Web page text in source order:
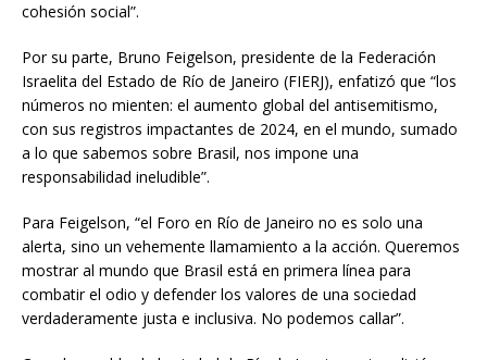
cohesión social”.
Por su parte, Bruno Feigelson, presidente de la Federación
Israelita del Estado de Río de Janeiro (FIERJ), enfatizó que “los
números no mienten: el aumento global del antisemitismo,
con sus registros impactantes de 2024, en el mundo, sumado
a lo que sabemos sobre Brasil, nos impone una
responsabilidad ineludible”.
Para Feigelson, “el Foro en Río de Janeiro no es solo una
alerta, sino un vehemente llamamiento a la acción. Queremos
mostrar al mundo que Brasil está en primera línea para
combatir el odio y defender los valores de una sociedad
verdaderamente justa e inclusiva. No podemos callar”.